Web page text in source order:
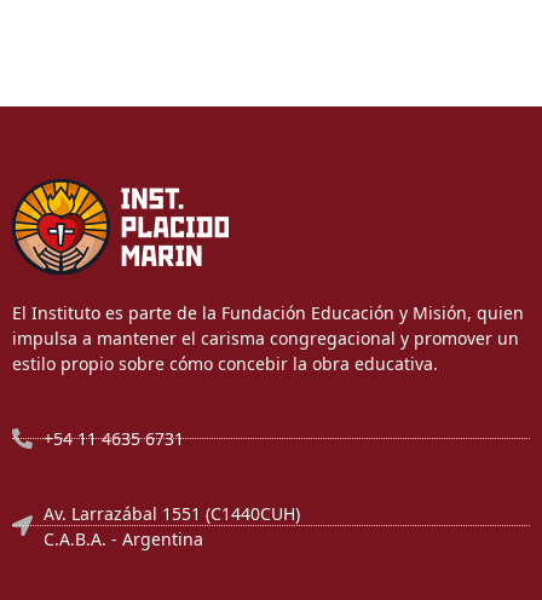
El Instituto es parte de la Fundación Educación y Misión, quien
impulsa a mantener el carisma congregacional y promover un
estilo propio sobre cómo concebir la obra educativa.
+54 11 4635 6731
Av. Larrazábal 1551 (C1440CUH)
C.A.B.A. - Argentina